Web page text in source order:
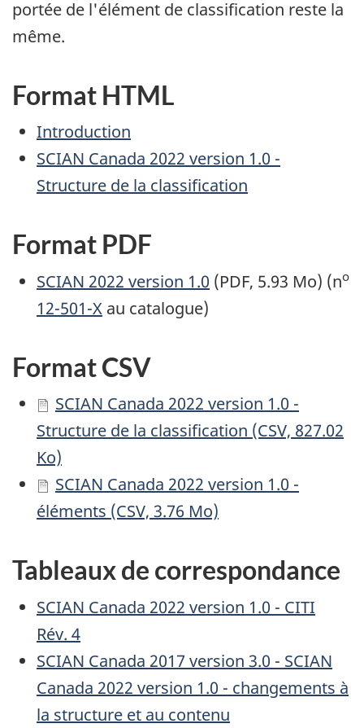
portée de l'élément de classification reste la
même.
Format HTML
Introduction
SCIAN Canada 2022 version 1.0 -
Structure de la classification
Format PDF
SCIAN 2022 version 1.0 (PDF, 5.93 Mo) (no
12-501-X au catalogue)
Format CSV
SCIAN Canada 2022 version 1.0 -
Structure de la classification (CSV, 827.02
Ko)
SCIAN Canada 2022 version 1.0 -
éléments (CSV, 3.76 Mo)
Tableaux de correspondance
SCIAN Canada 2022 version 1.0 - CITI
Rév. 4
SCIAN Canada 2017 version 3.0 - SCIAN
Canada 2022 version 1.0 - changements à
la structure et au contenu